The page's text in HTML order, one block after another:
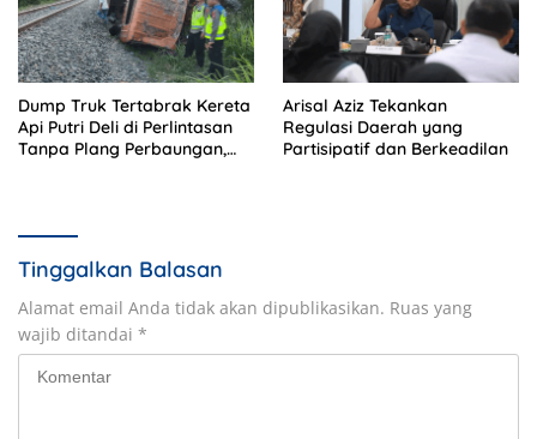
Dump Truk Tertabrak Kereta
Api Putri Deli di Perlintasan
Tanpa Plang Perbaungan,
Arisal Aziz Tekankan
Regulasi Daerah yang
Partisipatif dan Berkeadilan
Tinggalkan Balasan
Alamat email Anda tidak akan dipublikasikan. Ruas yang
wajib ditandai *